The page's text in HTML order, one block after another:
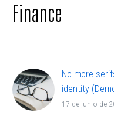
Finance
No more
identity
Lorem ipsum
17 de junio de